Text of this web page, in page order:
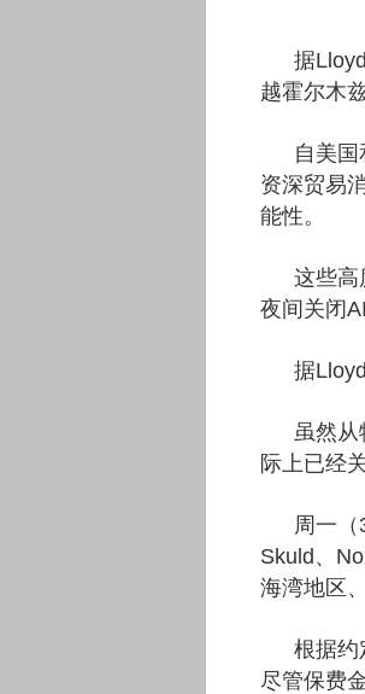
据
越霍尔木
自美
资深贸易
能性。
这些高
夜间关闭
据
虽然从
际上已经
周一
Skuld、
海湾地区
根据约
尽管保费